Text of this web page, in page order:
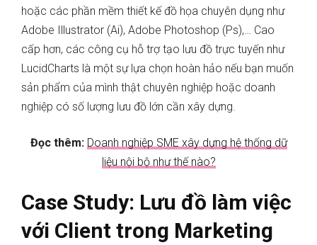
hoặc các phần mềm thiết kế đồ họa chuyên dụng như
Adobe Illustrator (Ai), Adobe Photoshop (Ps),… Cao
cấp hơn, các công cụ hỗ trợ tạo lưu đồ trực tuyến như
LucidCharts là một sự lựa chọn hoàn hảo nếu bạn muốn
sản phẩm của mình thật chuyên nghiệp hoặc doanh
nghiệp có số lượng lưu đồ lớn cần xây dựng.
Đọc thêm: Doanh nghiệp SME xây dựng hệ thống dữ
liệu nội bộ như thế nào?
Case Study: Lưu đồ làm việc
với Client trong Marketing